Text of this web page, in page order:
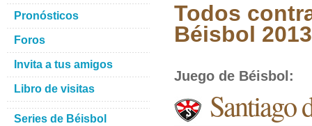
Todos
Béisbol
Juego de Béisbol :
Santiago
Pronósticos
Foros
Invita a tus amigos
Libro de visitas
Series de Béisbol